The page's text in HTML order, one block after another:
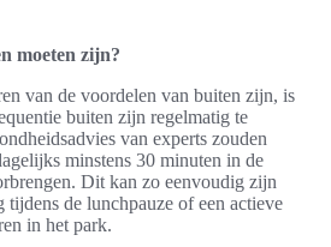
moeten zijn?
van de voordelen van buiten zijn, is
buiten zijn regelmatig te
van experts zouden
minstens 30 minuten in de
Dit kan zo eenvoudig zijn
tijdens de lunchpauze of een actieve
in het park.